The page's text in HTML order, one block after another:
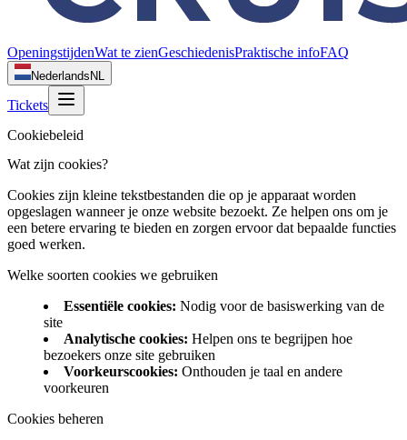
OpeningstijdenWat te zienGeschiedenisPraktische infoFAQ
Nederlands NL
Tickets
Cookiebeleid
Wat zijn cookies?
Cookies zijn kleine tekstbestanden die op je apparaat worden
opgeslagen wanneer je onze website bezoekt. Ze helpen ons om je
een betere ervaring te bieden en zorgen ervoor dat bepaalde functies
goed werken.
Welke soorten cookies we gebruiken
Essentiële cookies: Nodig voor de basiswerking van de
site
Analytische cookies: Helpen ons te begrijpen hoe
bezoekers onze site gebruiken
Voorkeurscookies: Onthouden je taal en andere
voorkeuren
Cookies beheren